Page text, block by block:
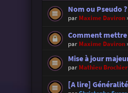
Nom ou Pseudo ?
par Maxime Daviron
Comment mettre
par Maxime Daviron
Mise à jour
par Mathieu Brochier
[A lire]